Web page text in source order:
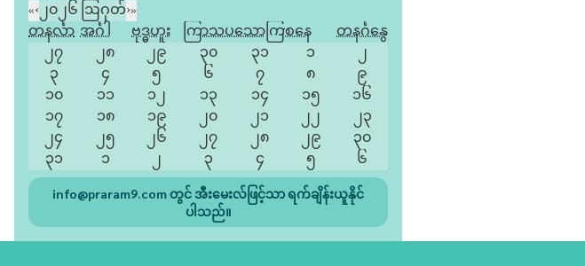
«‹ ၂၀၂၆ ဩဂုတ်›»
တနင်္လာ အင်္ဂါ ဗုဒ္ဓဟူး ကြာသပတေးသောကြာစနေ
တနင်္ဂနွေ
၂၇
၂၈ ၂၉ ၃၀ ၃၁ ၁
၂
၃
၄ ၅ ၆ ၇ ၈
၉
၁၀
၁၁ ၁၂ ၁၃ ၁၄ ၁၅
၁၆
၁၇
၁၈ ၁၉ ၂၀ ၂၁ ၂၂
၂၃
၂၄
၂၅ ၂၆ ၂၇ ၂၈ ၂၉
၃၀
၃၁
၁ ၂ ၃ ၄ ၅ ၆
info@praram9.comတွင် အီးမေးလ်ဖြင့်သာ ရက်ချိန်းယူနိုင်
ပါသည်။